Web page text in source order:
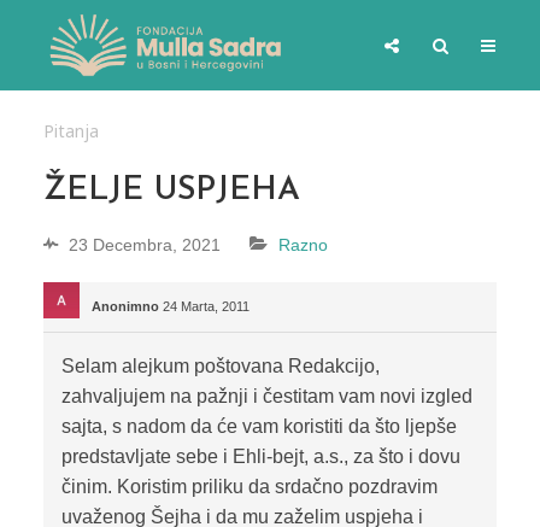
Pitanja
ŽELJE USPJEHA
23 Decembra, 2021 Razno
Anonimno 24 Marta, 2011
Selam alejkum poštovana Redakcijo,
zahvaljujem na pažnji i čestitam vam novi izgled
sajta, s nadom da će vam koristiti da što ljepše
predstavljate sebe i Ehli-bejt, a.s., za što i dovu
činim. Koristim priliku da srdačno pozdravim
uvaženog Šejha i da mu zaželim uspjeha i